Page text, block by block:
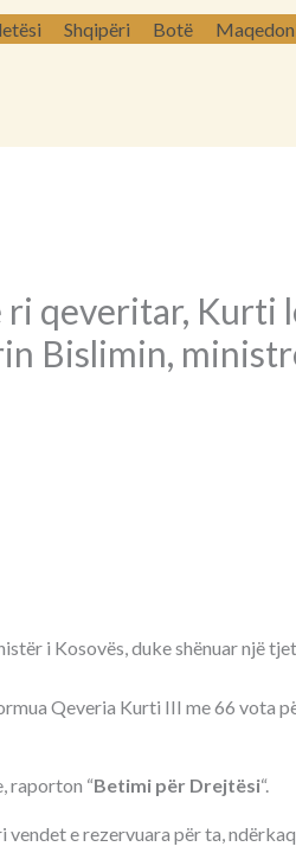
Shqipëri Botë
qeveritar, Kurti
Bislimin,
i Kosovës, duke shënuar një
Qeveria Kurti III me 66 vota
raporton “Betimi për Drejtësi“.
e rezervuara për ta,